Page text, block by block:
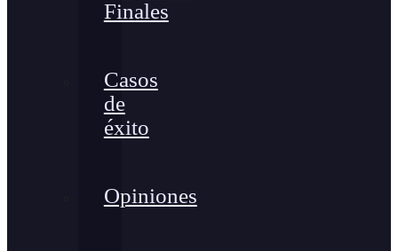
Finales
Casos
de
éxito
Opiniones